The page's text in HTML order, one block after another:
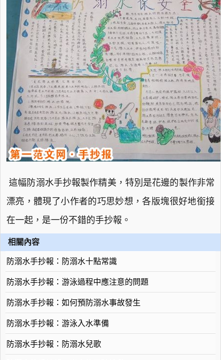
這幅防溺水手抄報製作精美，特別是花邊的製作非常
漂亮，體現了小作者的巧思妙想，各版塊很好地銜接
在一起，是一份不錯的手抄報。
相關內容
防溺水手抄報：防溺水十點常識
防溺水手抄報：游泳過程中應注意的問題
防溺水手抄報：如何預防溺水事故發生
防溺水手抄報：游泳入水準備
防溺水手抄報：防溺水兒歌